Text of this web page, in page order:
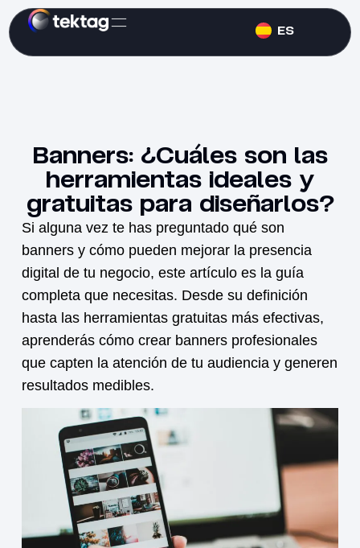
ES
Banners: ¿Cuáles son las
herramientas ideales y
gratuitas para diseñarlos?
Si alguna vez te has preguntado qué son
bannersy cómo pueden mejorar la presencia
digital de tu negocio, este artículo es la guía
completa que necesitas. Desde su definición
hasta las herramientas gratuitas más efectivas,
aprenderás cómo crear banners profesionales
que capten la atención de tu audiencia y generen
resultados medibles.